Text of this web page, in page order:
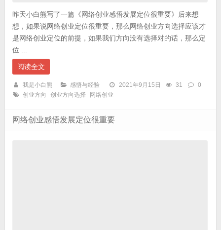
昨天小白熊写了一篇《网络创业感悟发展定位很重要》后来想
想，如果说网络创业定位很重要，那么网络创业方向选择应该才
是网络创业定位的前提，如果我们方向没有选择对的话，那么定
位 ...
阅读全文
我是小白熊 感悟与经验 2021年9月15日 31
0
创业方向
创业方向选择 网络创业
网络创业感悟发展定位很重要